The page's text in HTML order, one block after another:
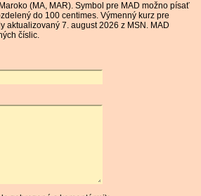
(MA, MAR). Symbol pre MAD možno písať
do 100 centimes. Výmenný kurz pre
aktualizovaný 7. august 2026 z MSN. MAD
číslic.